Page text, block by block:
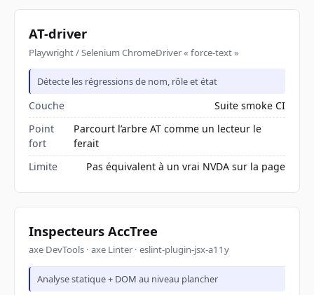
AT-driver
Playwright / Selenium ChromeDriver « force-text »
Détecte les régressions de nom, rôle et état
Couche
Suite smoke CI
Point
fort
Parcourt l’arbre AT comme un lecteur le
ferait
Limite
Pas équivalent à un vrai NVDA sur la page
Inspecteurs AccTree
axe DevTools · axe Linter · eslint-plugin-jsx-a11y
Analyse statique + DOM au niveau plancher